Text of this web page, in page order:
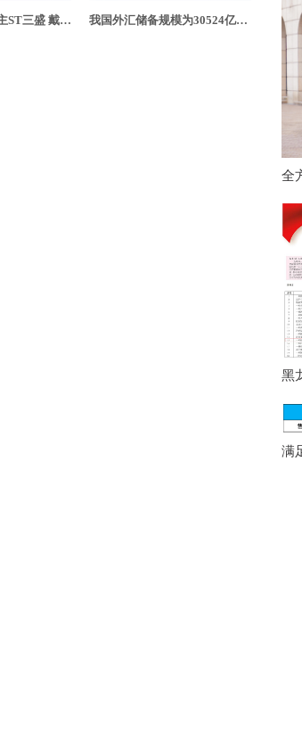
带着8亿元强势入主ST三盛 戴德斌的资金来源被质疑 我国外汇储备规模为30524亿美元 黄金储备6264万盎司